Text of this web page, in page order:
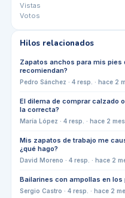
Vistas
Votos
Hilos relacionados
Zapatos anchos para mis pies
recomiendan?
Pedro Sánchez · 4resp. · hace 2
El dilema de comprar calzado
la correcta?
María López · 4resp. · hace 2
Mis zapatos de trabajo me
¿qué hago?
David Moreno · 4resp. · hace 2
Bailarines con ampollas en los
Sergio Castro · 4resp. · hace 2